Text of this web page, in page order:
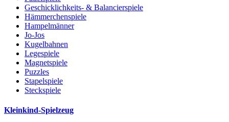
Geschicklichkeits- & Balancierspiele
Hämmerchenspiele
Hampelmänner
Jo-Jos
Kugelbahnen
Legespiele
Magnetspiele
Puzzles
Stapelspiele
Steckspiele
Kleinkind-Spielzeug